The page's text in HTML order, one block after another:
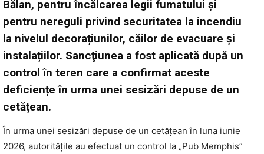
Bălan, pentru încălcarea legii fumatului și
pentru nereguli privind securitatea la incendiu
la nivelul decorațiunilor, căilor de evacuare și
instalațiilor. Sancţiunea a fost aplicată după un
control în teren care a confirmat aceste
deficiențe în urma unei sesizări depuse de un
cetățean.
În urma unei sesizări depuse de un cetățean în luna iunie
2026, autoritățile au efectuat un control la „Pub Memphis”